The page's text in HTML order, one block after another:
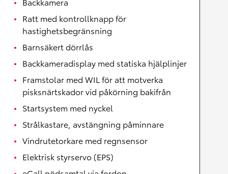
Ratt med kontrollknapp för
hastighetsbegränsning
Barnsäkert dörrlås
Backkameradisplay med statiska hjälplinjer
Framstolar med WIL för att motverka
pisksnärtskador vid påkörning bakifrån
Startsystem med nyckel
Strålkastare, avstängning påminnare
Vindrutetorkare med regnsensor
Elektrisk styrservo (EPS)